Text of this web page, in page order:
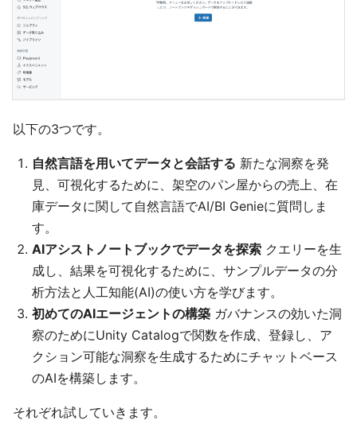
以下の3つです。
自然言語を用いてデータと会話する 新たな洞察を発
見、可視化するために、架空のパン屋からの売上、在
庫データに関して自然言語でAI/BI Genieに質問しま
す。
AIアシストノートブックでデータを探索 クエリーを生
成し、結果を可視化するために、サンプルデータの分
析方法と人工知能(AI)の使い方を学びます。
初めてのAIエージェントの構築 ガバナンスの効いた洞
察のためにUnity Catalogで関数を作成、登録し、ア
クション可能な洞察を生成するためにチャットベース
のAIを構築します。
それぞれ試していきます。